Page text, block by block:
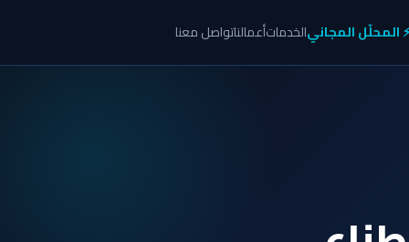
المحلّل المجانيالخدماتأعمالناتواصل معنا